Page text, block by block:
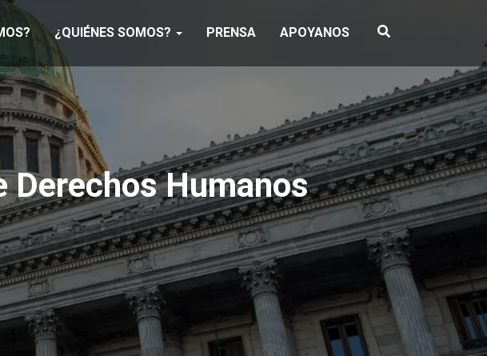
¿QUIÉNES SOMOS? PRENSA APOYANOS
Derechos Humanos